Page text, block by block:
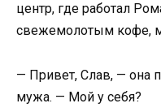
центр, где работал
свежемолотым кофе,
— Привет, Слав, — она
мужа. — Мой у себя?